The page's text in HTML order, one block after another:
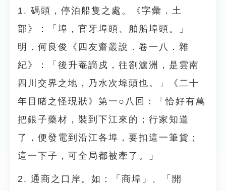
1. 碼頭，停泊船隻之處。《字彙．土
部》：「埠，官牙埠頭、舶船埠頭。」
明．何良俊《四友齋叢說．卷一八．雜
紀》：「後升菴謫戍，往劄瀘洲，是雲南
四川交界之地，乃水次埠頭也。」《二十
年目睹之怪現狀》第一○八回：「恰好有萬
把銀子藥材，裝到下江來的；行家知道
了，便發電到沿江各埠，要扣這一筆貨；
這一下子，可全局都被牽了。」
2. 通商之口岸。如：「商埠」、「開